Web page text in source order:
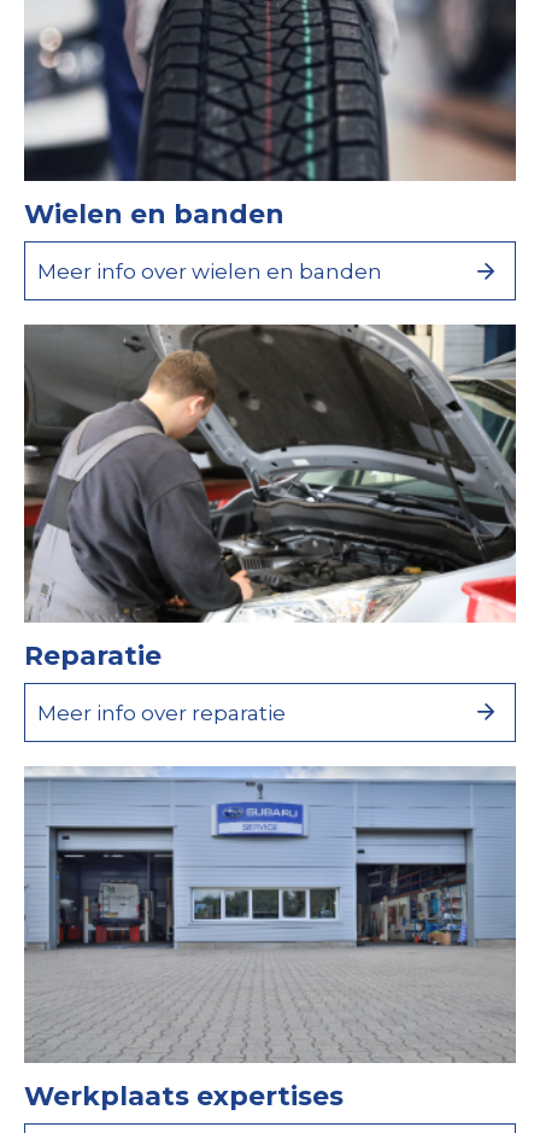
Wielen en banden
Meer info over wielen en banden
Reparatie
Meer info over reparatie
Werkplaats expertises